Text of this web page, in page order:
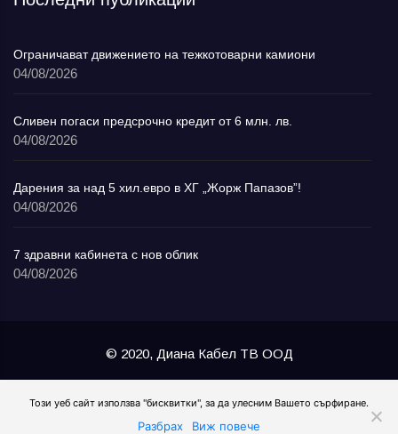
Ограничават движението на тежкотоварни камиони
04/08/2026
Сливен погаси предсрочно кредит от 6 млн. лв.
04/08/2026
Дарения за над 5 хил.евро в ХГ „Жорж Папазов”!
04/08/2026
7 здравни кабинета с нов облик
04/08/2026
© 2020, Диана Кабел ТВ ООД
За Нас Реклама
Общи условия
Поверителност
Този уеб сайт използва "бисквитки", за да улесним Вашето сърфиране.
Разбрах Виж повече